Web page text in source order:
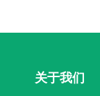
关于我们